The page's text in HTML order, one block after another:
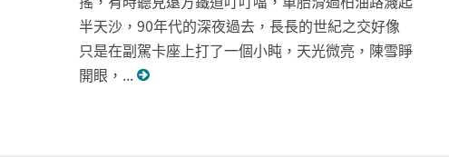
半天沙，90年代的深夜過去，長長的世紀之交好像
只是在副駕卡座上打了一個小盹，天光微亮，陳雪睜
開眼，...